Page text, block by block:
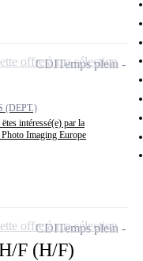
(DEPT.)
intéressé(e) par la
Imaging Europe
CDITemps plein
offre à ma sélection
F (H/F)
CDITemps plein
offre à ma sélection